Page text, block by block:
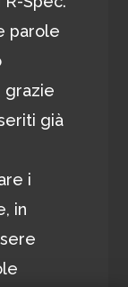
parole
grazie
già
i
in